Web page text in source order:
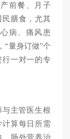
前餐、月子
民膳食 ， 尤其
病、痛风患
“量身订做”个
一对一的专
主管医生根
算每日所需
肠外营养治